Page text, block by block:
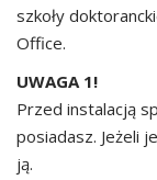
szkoły
Office.
UWAGA 1!
Przed instalacją
posiadasz. Jeżeli
ją.